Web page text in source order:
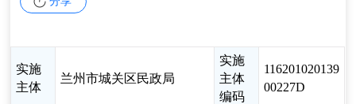
实施
主体
兰州市城关区民政局
实施
主体
编码
116201020139
00227D